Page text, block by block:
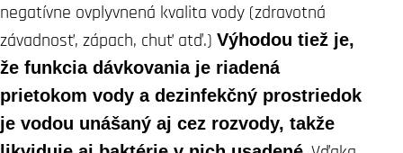
negatívne ovplyvnená kvalita vody (zdravotná
závadnosť, zápach, chuť atď.) Výhodou tiež je,
že funkcia dávkovania je riadená
prietokom vody a dezinfekčný prostriedok
je vodou unášaný aj cez rozvody, takže